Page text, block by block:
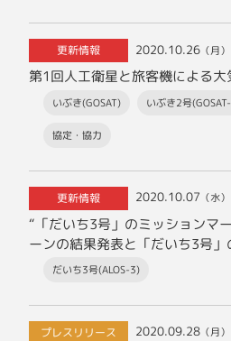
更新情報 2020.10.26 （月）
第1回人工衛星と旅客機による
いぶき(GOSAT) いぶき2号
協定・協力
更新情報 2020.10.07 （水）
“「だいち3号」のミッションマ
ーンの結果発表と「だいち3号
ついて”
だいち3号(ALOS-3)
プレスリリース 2020.09.28 （月）